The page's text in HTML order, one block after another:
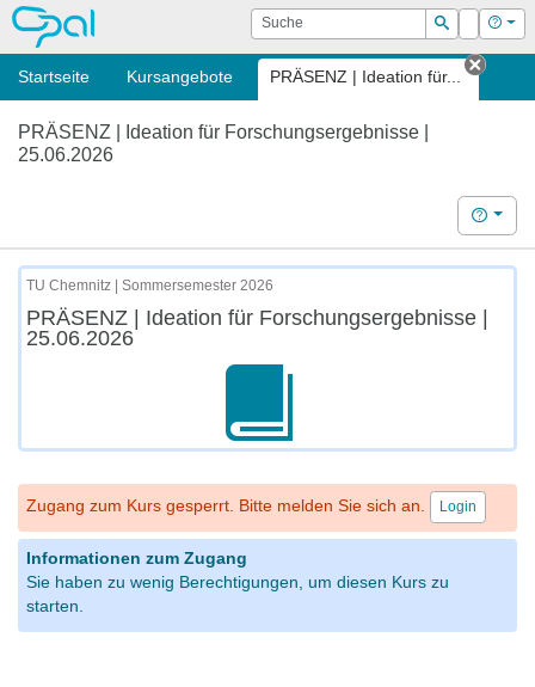
OPAL Suche
Suchen
Login Hilfe
Startseite Kursangebote PRÄSENZ | Ideation für...
Tab
PRÄSENZ | Ideation für Forschungsergebnisse |
25.06.2026
Hilfe
TU Chemnitz | Sommersemester 2026
PRÄSENZ | Ideation für Forschungsergebnisse |
25.06.2026
Zugang zum Kurs gesperrt. Bitte melden Sie sich an. Login
Informationen zum Zugang
Sie haben zu wenig Berechtigungen, um diesen Kurs zu
starten.